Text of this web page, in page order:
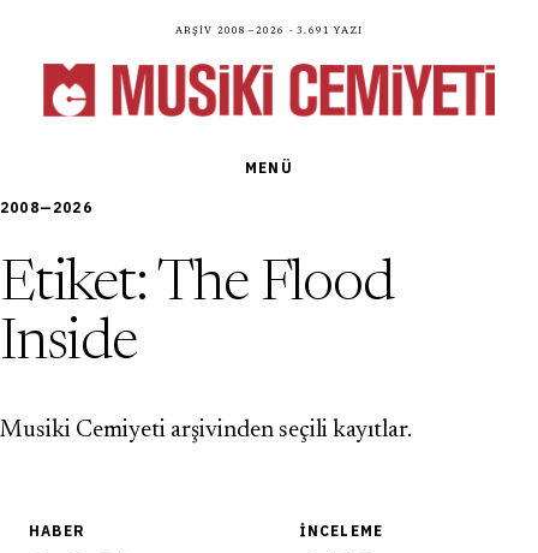
Arşiv 2008—2026 · 3.691 yazı
MENÜ
2008—2026
Etiket:The Flood
Inside
Musiki Cemiyeti arşivinden seçili kayıtlar.
HABER İNCELEME